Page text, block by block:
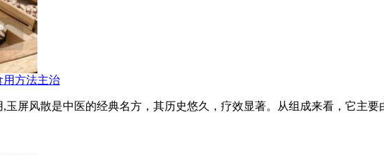
用方法主治
玉屏风散是中医的经典名方，其历史悠久，疗效显著。从组成来看，它主